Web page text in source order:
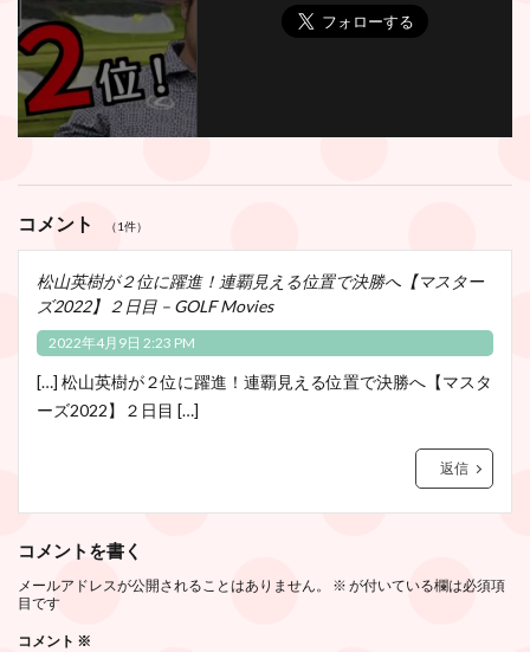
コメント （1件）
松山英樹が２位に躍進！連覇見える位置で決勝へ【マスター
ズ2022】２日目 – GOLF Movies
2022年4月9日 2:23 PM
[…] 松山英樹が２位に躍進！連覇見える位置で決勝へ【マスタ
ーズ2022】２日目 […]
返信
コメントを書く
メールアドレスが公開されることはありません。 ※ が付いている欄は必須項
目です
コメント ※